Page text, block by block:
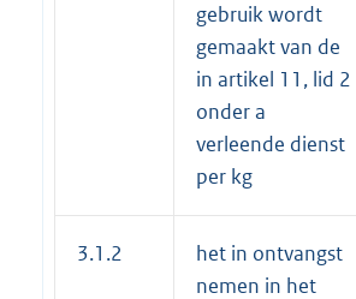
gebruik wordt
gemaakt van de
in artikel 11, lid 2
onder a
verleende dienst
per kg
3.1.2
het in ontvangst
nemen in het